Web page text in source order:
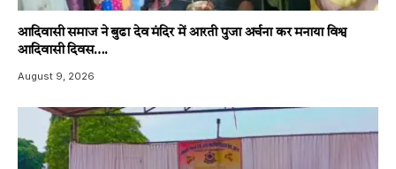
आदिवासी समाज ने बुढा देव मंदिर में आरती पुजा अर्चना कर मनाया विश्व
आदिवासी दिवस….
August 9, 2026